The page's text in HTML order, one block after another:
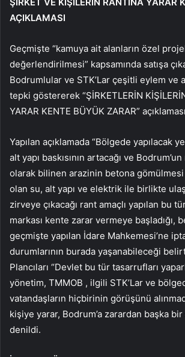
AÇIKLAMASI
Geçmişte “kamuya ait alanların özel
değerlendirilmesi” kapsamında satışa
Bodrumlular ve STK’Lar çeşitli eylem ve
tepki göstererek “ŞİRKETLERİN
YARAR KENTE BÜYÜK ZARAR”
Yapılan açıklamada “Bölgede yapılacak
alt yapı baskısının artacağı ve
olarak bilinen arazinin betona
olan su, alt yapı ve elektrik ile birlikte
zirveye çıkacağı rant amaçlı yapılan bu
markası kente zarar vermeye başladığı,
geçmişte yapılan İdare Mahkemesi’ne
durumlarının burada yaşanabileceği
Plancıları “Devlet bu tür tasarrufları
yönetim, TMMOB , ilgili STK’Lar ve
vatandaşların hiçbirinin görüşünü
kişiye yarar, Bodrum’a zarardan başka
denildi.